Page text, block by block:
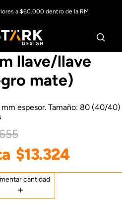
a $60.000 dentro de la RM
llave/llave
mate)
espesor. Tamaño: 80 (40/40)
$13.324
cantidad